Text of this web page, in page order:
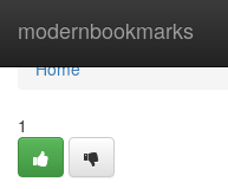
modernbookmarks
Home
Home
1